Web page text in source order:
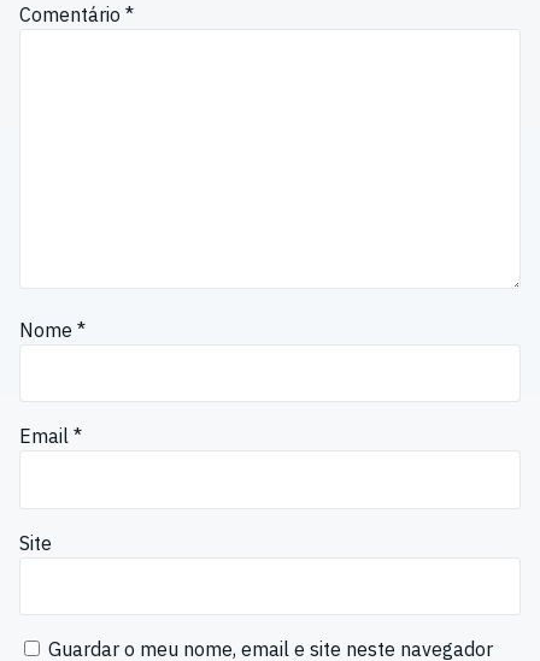
Comentário *
Nome *
Email *
Site
Guardar o meu nome, email e site neste navegador